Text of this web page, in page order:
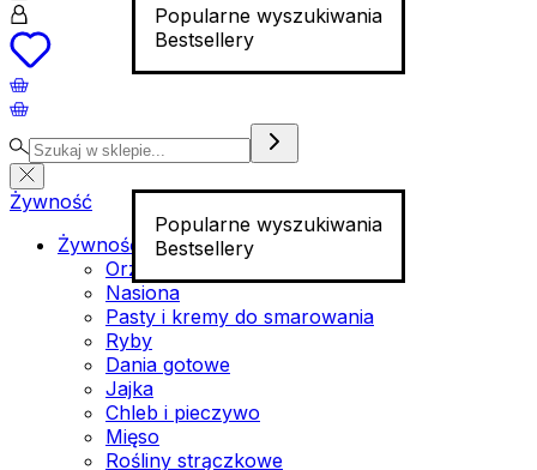
Popularne wyszukiwania
Bestsellery
Popularne wyszukiwania
Bestsellery
Żywność
Żywność funkcjonalna
Orzechy
Nasiona
Pasty i kremy do smarowania
Ryby
Dania gotowe
Jajka
Chleb i pieczywo
Mięso
Rośliny strączkowe